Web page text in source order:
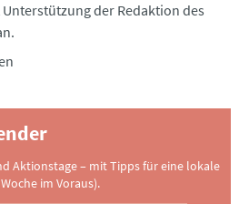
der Redaktion des
Aktionstage – mit Tipps für eine lokale
im Voraus).